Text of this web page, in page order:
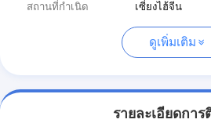
สถานที่กำเนิด
เซี่ยงไฮ้จีน
ดูเพิ่มเติม
รายละเอียดการ